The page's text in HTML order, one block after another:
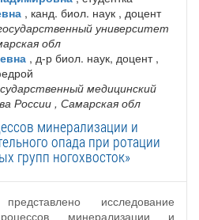
, канд. биол. наук , доцент
университет
обл
, д-р биол. наук, доцент ,
медицинский
России , Самарская обл
минерализации и
опада при ротации
групп ногохвосток»
исследование
минерализации и